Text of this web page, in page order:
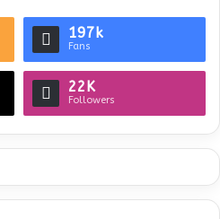
197k
Fans
22K
Followers